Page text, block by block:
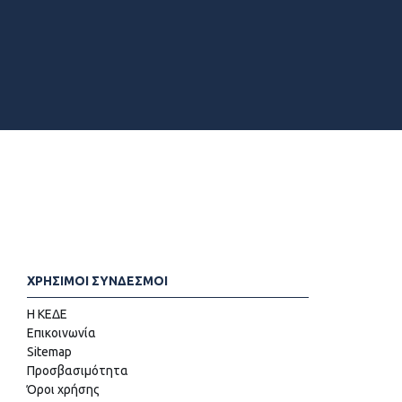
ΧΡΗΣΙΜΟΙ ΣΥΝΔΕΣΜΟΙ
Η ΚΕΔΕ
Επικοινωνία
Sitemap
Προσβασιμότητα
Όροι χρήσης